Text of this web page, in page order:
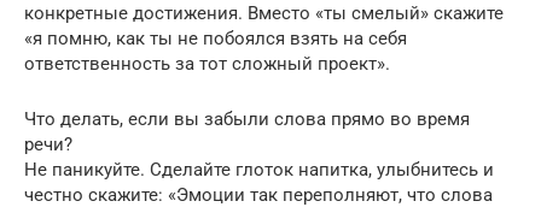
конкретные достижения. Вместо «ты смелый» скажите
«я помню, как ты не побоялся взять на себя
ответственность за тот сложный проект».
Что делать, если вы забыли слова прямо во время
речи?
Не паникуйте. Сделайте глоток напитка, улыбнитесь и
честно скажите: «Эмоции так переполняют, что слова